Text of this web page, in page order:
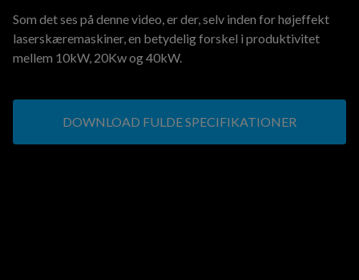
Som det ses på denne video, er der, selv inden for højeffekt
laserskæremaskiner, en betydelig forskel i produktivitet
mellem 10kW, 20Kw og 40kW.
DOWNLOAD FULDE SPECIFIKATIONER